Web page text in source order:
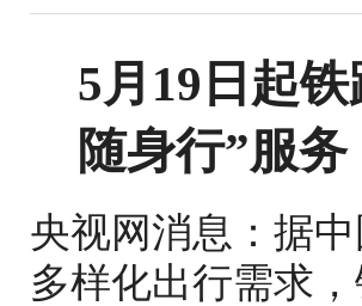
5月19日起
随身行”服务
央视网消息：据
多样化出行需求